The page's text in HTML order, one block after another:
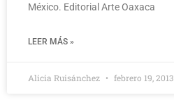
México. Editorial Arte Oaxaca
LEER MÁS »
Alicia Ruisánchez febrero 19, 2013